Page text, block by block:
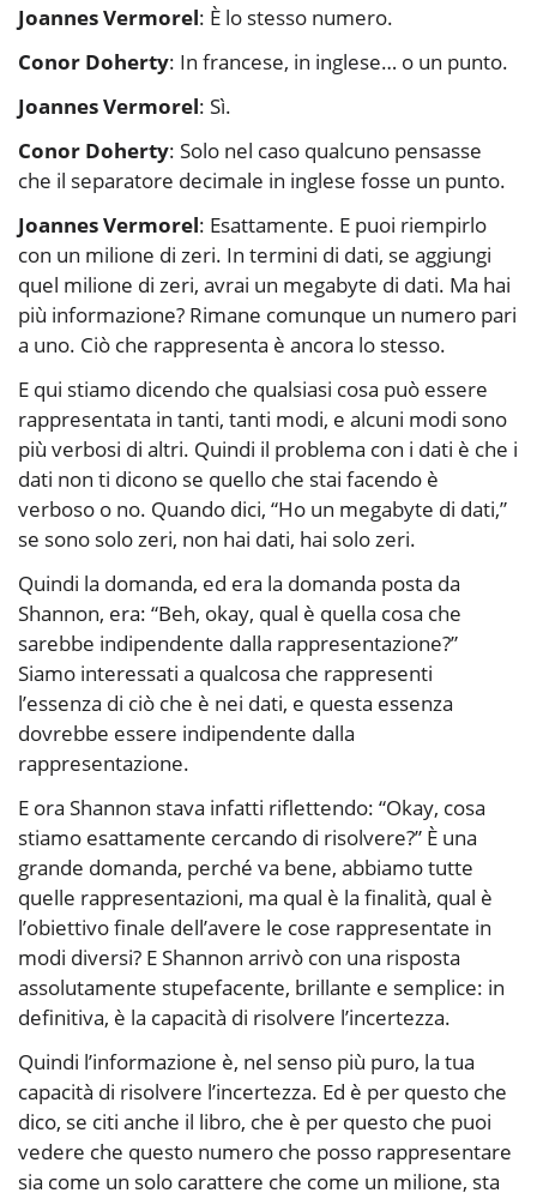
Joannes Vermorel: È lo stesso numero.
Conor Doherty: In francese, in inglese… o un punto.
Joannes Vermorel: Sì.
Conor Doherty: Solo nel caso qualcuno pensasse
che il separatore decimale in inglese fosse un punto.
Joannes Vermorel: Esattamente. E puoi riempirlo
con un milione di zeri. In termini di dati, se aggiungi
quel milione di zeri, avrai un megabyte di dati. Ma hai
più informazione? Rimane comunque un numero pari
a uno. Ciò che rappresenta è ancora lo stesso.
E qui stiamo dicendo che qualsiasi cosa può essere
rappresentata in tanti, tanti modi, e alcuni modi sono
più verbosi di altri. Quindi il problema con i dati è che i
dati non ti dicono se quello che stai facendo è
verboso o no. Quando dici, “Ho un megabyte di dati,”
se sono solo zeri, non hai dati, hai solo zeri.
Quindi la domanda, ed era la domanda posta da
Shannon, era: “Beh, okay, qual è quella cosa che
sarebbe indipendente dalla rappresentazione?”
Siamo interessati a qualcosa che rappresenti
l’essenza di ciò che è nei dati, e questa essenza
dovrebbe essere indipendente dalla
rappresentazione.
E ora Shannon stava infatti riflettendo: “Okay, cosa
stiamo esattamente cercando di risolvere?” È una
grande domanda, perché va bene, abbiamo tutte
quelle rappresentazioni, ma qual è la finalità, qual è
l’obiettivo finale dell’avere le cose rappresentate in
modi diversi? E Shannon arrivò con una risposta
assolutamente stupefacente, brillante e semplice: in
definitiva, è la capacità di risolvere l’incertezza.
Quindi l’informazione è, nel senso più puro, la tua
capacità di risolvere l’incertezza. Ed è per questo che
dico, se citi anche il libro, che è per questo che puoi
vedere che questo numero che posso rappresentare
sia come un solo carattere che come un milione, sta